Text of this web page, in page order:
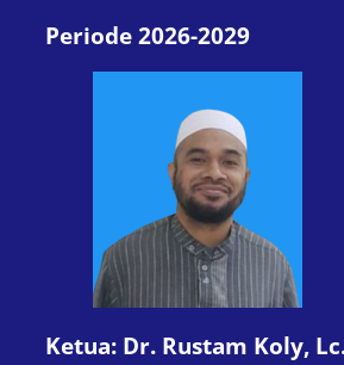
Periode 2026-2029
Ketua: Dr. Rustam Koly,